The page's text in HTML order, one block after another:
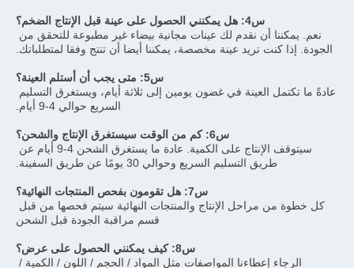
س4: هل يمكنني الحصول على عينة قبل الإنتاج الضخم؟
الجودة. إذا كنت تريد عينة مخصصة، يمكننا أيضا أن تنتج وفقا لمتطلباتك.
س5: متى يجب أن أستلم العينة؟
السريع حوالي 4-9 أيام.
س6: كم من الوقت سيستغرق الإنتاج والشحن؟
طريق التسليم السريع وحوالي 30 يومًا عن طريق السفينة.
س7: هل تقومون بفحص المنتجات النهائية؟
قسم مراقبة الجودة قبل الشحن
س8: كيف يمكنني الحصول على عرض؟